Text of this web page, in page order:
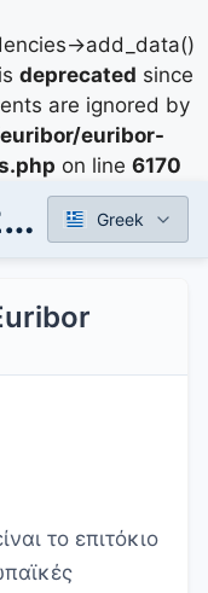
>add_data()
deprecated since
are ignored by
euribor-
on line 6170
6-Μηνών Επιτόκιο Euribor Greek
το επιτόκιο